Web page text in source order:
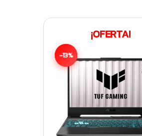
¡OFERTA!
-13%